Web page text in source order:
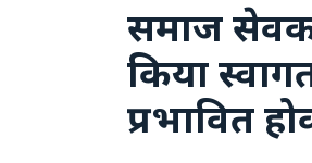
समाज सेवक
किया
प्रभावित